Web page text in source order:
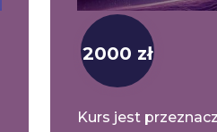
2000 zł
Kurs jest